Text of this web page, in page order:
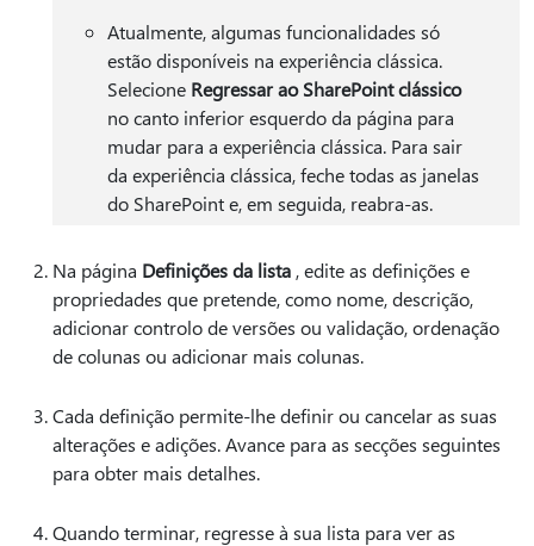
Atualmente, algumas funcionalidades só
estão disponíveis na experiência clássica.
Selecione Regressar ao SharePoint clássico
no canto inferior esquerdo da página para
mudar para a experiência clássica. Para sair
da experiência clássica, feche todas as janelas
do SharePoint e, em seguida, reabra-as.
Na página Definições da lista , edite as definições e
propriedades que pretende, como nome, descrição,
adicionar controlo de versões ou validação, ordenação
de colunas ou adicionar mais colunas.
Cada definição permite-lhe definir ou cancelar as suas
alterações e adições. Avance para as secções seguintes
para obter mais detalhes.
Quando terminar, regresse à sua lista para ver as